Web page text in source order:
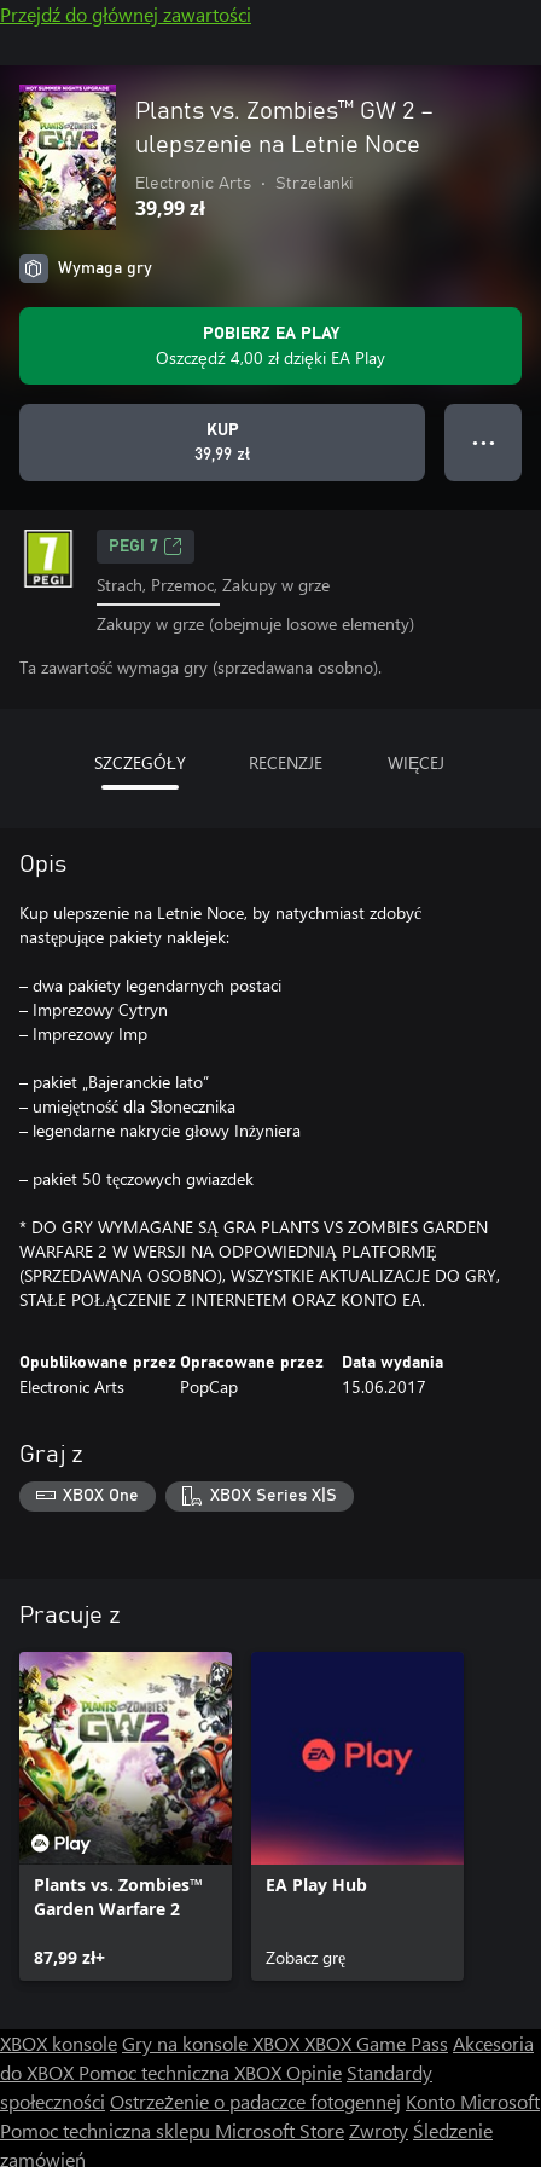
Przejdź do głównej zawartości
Plants vs. Zombies™ GW 2 –
ulepszenie na Letnie Noce
Electronic Arts • Strzelanki
39,99 zł
Wymaga gry
POBIERZ EA PLAY
Oszczędź 4,00 zł dzięki EA Play
KUP
39,99 zł
● ● ●
PEGI 7
Strach, Przemoc, Zakupy w grze
Zakupy w grze (obejmuje losowe elementy)
Ta zawartość wymaga gry (sprzedawana osobno).
SZCZEGÓŁY RECENZJE WIĘCEJ
Opis
Kup ulepszenie na Letnie Noce, by natychmiast zdobyć
następujące pakiety naklejek:
– dwa pakiety legendarnych postaci
– Imprezowy Cytryn
– Imprezowy Imp
– pakiet „Bajeranckie lato”
– umiejętność dla Słonecznika
– legendarne nakrycie głowy Inżyniera
– pakiet 50 tęczowych gwiazdek
* DO GRY WYMAGANE SĄ GRA PLANTS VS ZOMBIES GARDEN
WARFARE 2 W WERSJI NA ODPOWIEDNIĄ PLATFORMĘ
(SPRZEDAWANA OSOBNO), WSZYSTKIE AKTUALIZACJE DO GRY,
STAŁE POŁĄCZENIE Z INTERNETEM ORAZ KONTO EA.
Opublikowane przez
Electronic Arts
Opracowane przez
PopCap
Data wydania
15.06.2017
Graj z
XBOX One XBOX Series X|S
Pracuje z
Plants vs. Zombies™
Garden Warfare 2
87,99 zł+
EA Play Hub
Zobacz grę
XBOX konsoleGry na konsole XBOXXBOX Game Pass Akcesoria
do XBOX Pomoc techniczna XBOXOpinie Standardy
społeczności Ostrzeżenie o padaczce fotogennej Konto Microsoft
Pomoc techniczna sklepu Microsoft StoreZwroty Śledzenie
zamówień